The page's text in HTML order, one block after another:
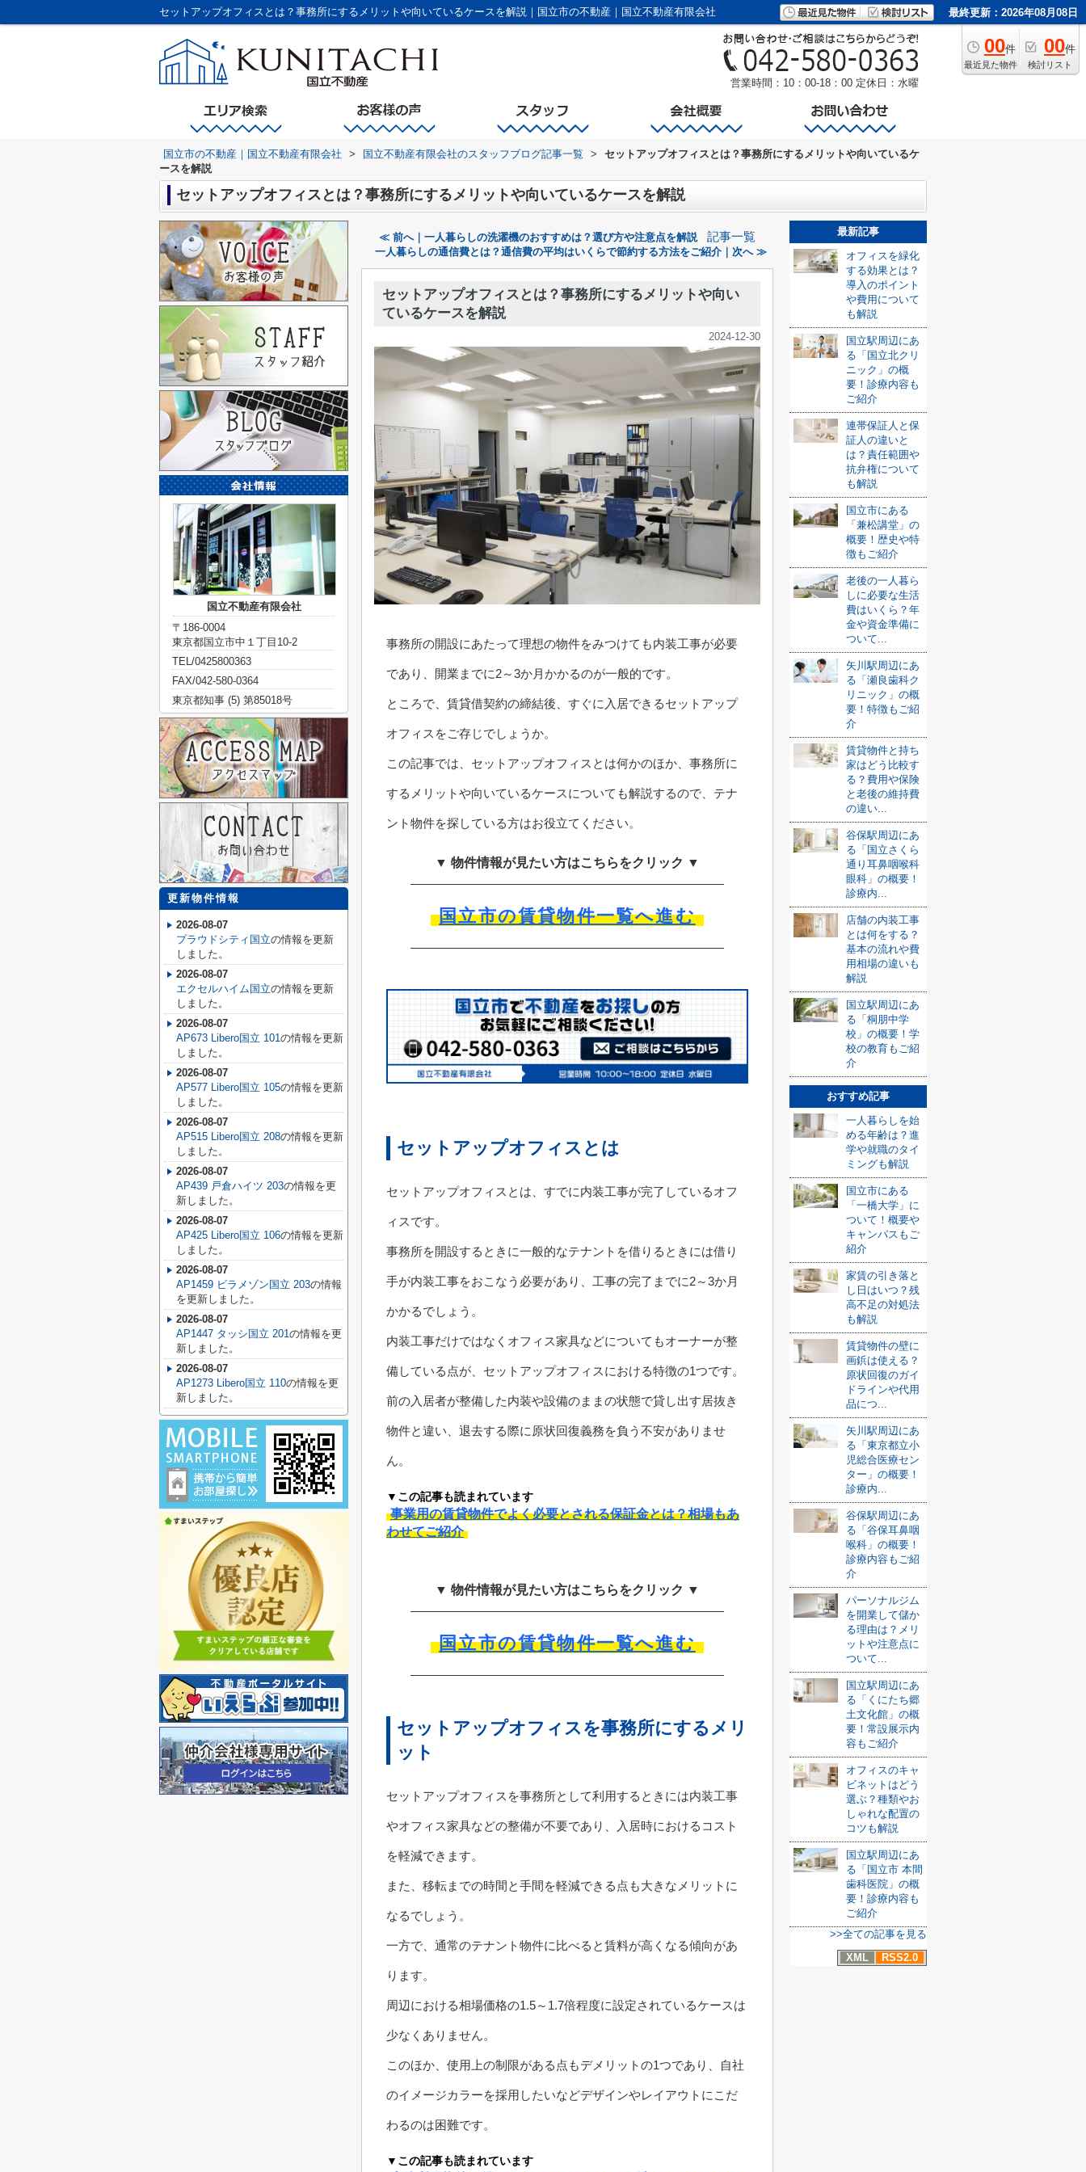
セットアップオフィスとは？事務所にするメリットや向いているケースを解説｜国立市の不動産｜国立不動産有限会社 最終更新：2026年08月08日
00件
最近見た物件
00件
検討リスト
営業時間：10：00-18：00 定休日：水曜
国立市の不動産｜国立不動産有限会社 > 国立不動産有限会社のスタッフブログ記事一覧 >
セットアップオフィスとは？事務所にするメリットや向いているケ
ースを解説
セットアップオフィスとは？事務所にするメリットや向いているケースを解説
≪ 前へ｜一人暮らしの洗濯機のおすすめは？選び方や注意点を解説 記事一覧
一人暮らしの通信費とは？通信費の平均はいくらで節約する方法をご紹介｜次へ ≫
セットアップオフィスとは？事務所にするメリットや向い
ているケースを解説
2024-12-30
事務所の開設にあたって理想の物件をみつけても内装工事が必要
であり、開業までに2～3か月かかるのが一般的です。
ところで、賃貸借契約の締結後、すぐに入居できるセットアップ
オフィスをご存じでしょうか。
この記事では、セットアップオフィスとは何かのほか、事務所に
するメリットや向いているケースについても解説するので、テナ
ント物件を探している方はお役立てください。
▼ 物件情報が見たい方はこちらをクリック ▼
国立市の賃貸物件一覧へ進む
セットアップオフィスとは
セットアップオフィスとは、すでに内装工事が完了しているオフ
ィスです。
事務所を開設するときに一般的なテナントを借りるときには借り
手が内装工事をおこなう必要があり、工事の完了までに2～3か月
かかるでしょう。
内装工事だけではなくオフィス家具などについてもオーナーが整
備している点が、セットアップオフィスにおける特徴の1つです。
前の入居者が整備した内装や設備のままの状態で貸し出す居抜き
物件と違い、退去する際に原状回復義務を負う不安がありませ
ん。
▼この記事も読まれています
事業用の賃貸物件でよく必要とされる保証金とは？相場もあ
わせてご紹介
▼ 物件情報が見たい方はこちらをクリック ▼
国立市の賃貸物件一覧へ進む
セットアップオフィスを事務所にするメリ
ット
セットアップオフィスを事務所として利用するときには内装工事
やオフィス家具などの整備が不要であり、入居時におけるコスト
を軽減できます。
また、移転までの時間と手間を軽減できる点も大きなメリットに
なるでしょう。
一方で、通常のテナント物件に比べると賃料が高くなる傾向があ
ります。
周辺における相場価格の1.5～1.7倍程度に設定されているケースは
少なくありません。
このほか、使用上の制限がある点もデメリットの1つであり、自社
のイメージカラーを採用したいなどデザインやレイアウトにこだ
わるのは困難です。
▼この記事も読まれています
最新記事
オフィスを緑化
する効果とは？
導入のポイント
や費用について
も解説
国立駅周辺にあ
る「国立北クリ
ニック」の概
要！診療内容も
ご紹介
連帯保証人と保
証人の違いと
は？責任範囲や
抗弁権について
も解説
国立市にある
「兼松講堂」の
概要！歴史や特
徴もご紹介
老後の一人暮ら
しに必要な生活
費はいくら？年
金や資金準備に
ついて...
矢川駅周辺にあ
る「瀬良歯科ク
リニック」の概
要！特徴もご紹
介
賃貸物件と持ち
家はどう比較す
る？費用や保険
と老後の維持費
の違い...
谷保駅周辺にあ
る「国立さくら
通り耳鼻咽喉科
眼科」の概要！
診療内...
店舗の内装工事
とは何をする？
基本の流れや費
用相場の違いも
解説
国立駅周辺にあ
る「桐朋中学
校」の概要！学
校の教育もご紹
介
おすすめ記事
一人暮らしを始
める年齢は？進
学や就職のタイ
ミングも解説
国立市にある
「一橋大学」に
ついて！概要や
キャンパスもご
紹介
家賃の引き落と
し日はいつ？残
高不足の対処法
も解説
賃貸物件の壁に
画鋲は使える？
原状回復のガイ
ドラインや代用
品につ...
矢川駅周辺にあ
る「東京都立小
児総合医療セン
ター」の概要！
診療内...
谷保駅周辺にあ
る「谷保耳鼻咽
喉科」の概要！
診療内容もご紹
介
パーソナルジム
を開業して儲か
る理由は？メリ
ットや注意点に
ついて...
国立駅周辺にあ
る「くにたち郷
土文化館」の概
要！常設展示内
容もご紹介
オフィスのキャ
ビネットはどう
選ぶ？種類やお
しゃれな配置の
コツも解説
国立駅周辺にあ
る「国立市 本間
歯科医院」の概
要！診療内容も
ご紹介
>>全ての記事を見る
XML
RSS2.0
国立不動産有限会社
〒186-0004
東京都国立市中１丁目10-2
TEL/0425800363
FAX/042-580-0364
東京都知事 (5) 第85018号
更新物件情報
2026-08-07
プラウドシティ国立の情報を更新
しました。
2026-08-07
エクセルハイム国立の情報を更新
しました。
2026-08-07
AP673 Libero国立 101の情報を更新
しました。
2026-08-07
AP577 Libero国立 105の情報を更新
しました。
2026-08-07
AP515 Libero国立 208の情報を更新
しました。
2026-08-07
AP439 戸倉ハイツ 203の情報を更
新しました。
2026-08-07
AP425 Libero国立 106の情報を更新
しました。
2026-08-07
AP1459 ビラメゾン国立 203の情報
を更新しました。
2026-08-07
AP1447 タッシ国立 201の情報を更
新しました。
2026-08-07
AP1273 Libero国立 110の情報を更
新しました。